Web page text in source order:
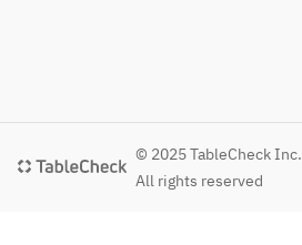
© 2025 TableCheck Inc.
All rights reserved